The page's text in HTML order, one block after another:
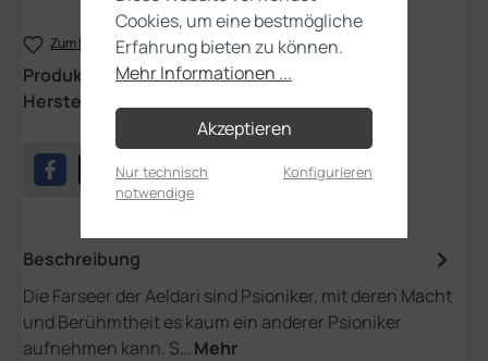
Zum Merkzettel hinzufügen
Produktnummer:46-19
Hersteller:
Beschreibung
Die Farseer der Aeldari sind Psioniker, mit deren Macht
und Berühmtheit es kaum ein anderer Psioniker
aufnehmen kann. S… Mehr
Cookies, um eine bestmögliche
Erfahrung bieten zu können.
Mehr Informationen ...
Akzeptieren
Nur technisch
notwendige
Konfigurieren